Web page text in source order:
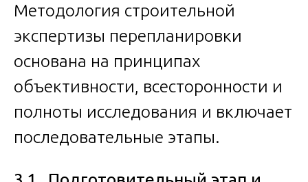
Методология строительной
экспертизы перепланировки
основана на принципах
объективности, всесторонности и
полноты исследования и включает
последовательные этапы.